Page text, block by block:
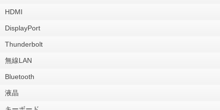
HDMI
DisplayPort
Thunderbolt
無線LAN
Bluetooth
液晶